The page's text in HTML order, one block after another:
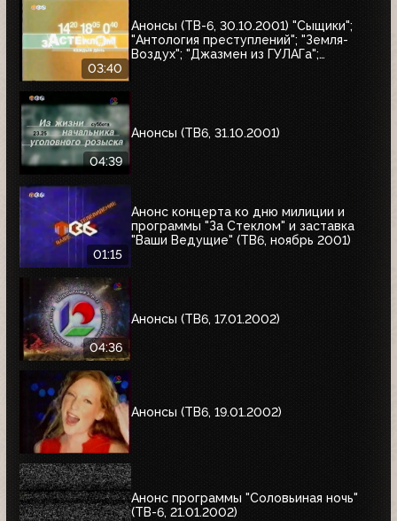
03:40
Анонсы (ТВ-6, 30.10.2001) "Сыщики";
"Антология преступлений"; "Земля-
Воздух"; "Джазмен из ГУЛАГа";
04:39
Анонсы (ТВ6, 31.10.2001)
01:15
Анонс концерта ко дню милиции и
программы "За Стеклом" и заставка
"Ваши Ведущие" (ТВ6, ноябрь 2001)
04:36
Анонсы (ТВ6, 17.01.2002)
Анонсы (ТВ6, 19.01.2002)
Анонс программы "Соловьиная ночь"
(ТВ-6, 21.01.2002)